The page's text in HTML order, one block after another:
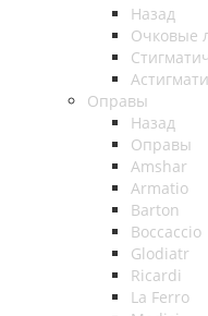
Назад
Очковые
Оправы
Назад
Оправы
Amshar
Armatio
Barton
Boccaccio
Glodiatr
Ricardi
La Ferro